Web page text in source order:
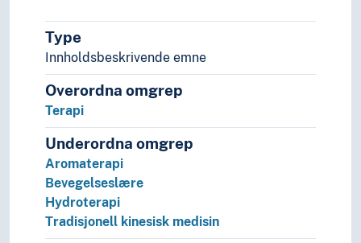
Psykoanalytisk terapi
Psykodrama
Psykoterapi
Sexterapi
Spa
Språk- og taleterapi
Terapeutisk allianse
Tvangsbehandling
Historie og historiefaget
Humaniora
Informatikk og informasjonsteknologi
Ingeniørfag
Type
Innholdsbeskrivende emne
Overordna omgrep
Terapi
Underordna omgrep
Aromaterapi
Bevegelseslære
Hydroterapi
Tradisjonell kinesisk medisin